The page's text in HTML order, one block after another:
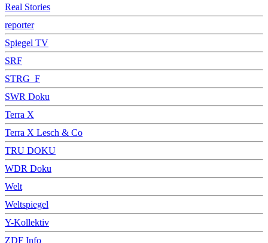
Real Stories
reporter
Spiegel TV
SRF
STRG_F
SWR Doku
Terra X
Terra X Lesch & Co
TRU DOKU
WDR Doku
Welt
Weltspiegel
Y-Kollektiv
ZDF Info